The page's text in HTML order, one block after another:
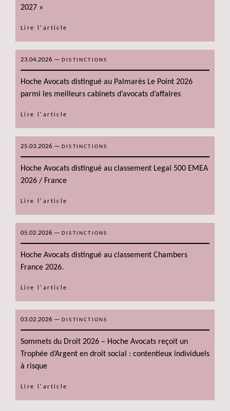
2027 »
Lire l'article
23.04.2026 — DISTINCTIONS
Hoche Avocats distingué au Palmarès Le Point 2026
parmi les meilleurs cabinets d’avocats d’affaires
Lire l'article
25.03.2026 — DISTINCTIONS
Hoche Avocats distingué au classement Legal 500 EMEA
2026 / France
Lire l'article
05.02.2026 — DISTINCTIONS
Hoche Avocats distingué au classement Chambers
France 2026.
Lire l'article
03.02.2026 — DISTINCTIONS
Sommets du Droit 2026 – Hoche Avocats reçoit un
Trophée d’Argent en droit social : contentieux individuels
à risque
Lire l'article